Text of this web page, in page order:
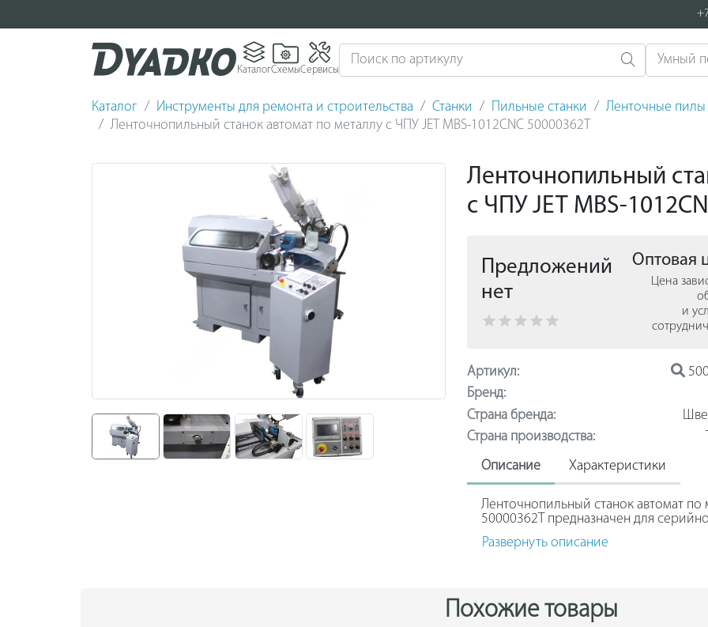
КаталогСхемыСервисы
Каталог Инструменты для ремонта и строительства Станки Пильные станки Ленточные пилы
Ленточнопильный станок автомат по металлу с ЧПУ JET MBS-1012CNC 50000362T
Ленточнопильный
с ЧПУ JET MBS-
Предложений
нет
Оптовая
Цена
и
Артикул:
Бренд:
Страна бренда:
Страна производства:
Описание Характеристики
Ленточнопильный станок автомат по
50000362T предназначен для
встроенными программами ЧПУ. Рама
позволяет с легкостью менять ее
кабинетной защитой и
полотна меняется плавно от 25 до
Развернуть описание
Похожие товары